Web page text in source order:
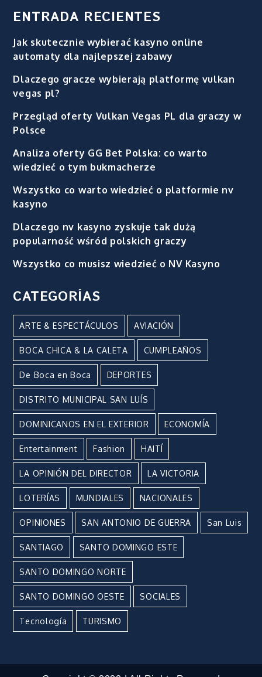
ENTRADA RECIENTES
Jak skutecznie wybierać kasyno online
automaty dla najlepszej zabawy
Dlaczego gracze wybierają platformę vulkan
vegas pl?
Przegląd oferty Vulkan Vegas PL dla graczy w
Polsce
Analiza oferty GG Bet Polska: co warto
wiedzieć o tym bukmacherze
Wszystko co warto wiedzieć o platformie nv
kasyno
Dlaczego nv kasyno zyskuje tak dużą
popularność wśród polskich graczy
Wszystko co musisz wiedzieć o NV Kasyno
CATEGORÍAS
ARTE & ESPECTÁCULOS AVIACIÓN
BOCA CHICA & LA CALETA CUMPLEAÑOS
De Boca en Boca DEPORTES
DISTRITO MUNICIPAL SAN LUÍS
DOMINICANOS EN EL EXTERIOR ECONOMÍA
Entertainment Fashion HAITÍ
LA OPINIÓN DEL DIRECTOR LA VICTORIA
LOTERÍAS MUNDIALES NACIONALES
OPINIONES SAN ANTONIO DE GUERRA San Luis
SANTIAGO SANTO DOMINGO ESTE
SANTO DOMINGO NORTE
SANTO DOMINGO OESTE SOCIALES
Tecnología TURISMO